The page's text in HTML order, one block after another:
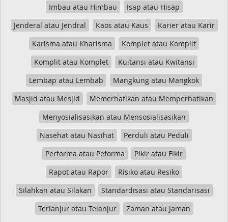
Imbau atau Himbau
Isap atau Hisap
Jenderal atau Jendral
Kaos atau Kaus
Karier atau Karir
Karisma atau Kharisma
Komplet atau Komplit
Komplit atau Komplet
Kuitansi atau Kwitansi
Lembap atau Lembab
Mangkung atau Mangkok
Masjid atau Mesjid
Memerhatikan atau Memperhatikan
Menyosialisasikan atau Mensosialisasikan
Nasehat atau Nasihat
Perduli atau Peduli
Performa atau Peforma
Pikir atau Fikir
Rapot atau Rapor
Risiko atau Resiko
Silahkan atau Silakan
Standardisasi atau Standarisasi
Terlanjur atau Telanjur
Zaman atau Jaman